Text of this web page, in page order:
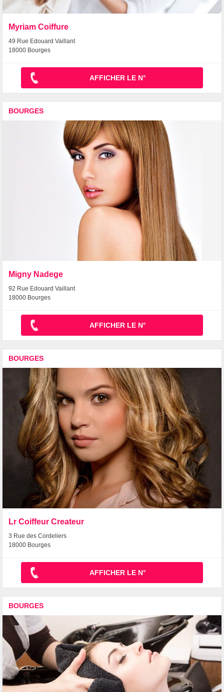
Myriam Coiffure
49 Rue Edouard Vaillant
18000 Bourges
AFFICHER LE N°
BOURGES
Migny Nadege
92 Rue Edouard Vaillant
18000 Bourges
AFFICHER LE N°
BOURGES
Lr Coiffeur Createur
3 Rue des Cordeliers
18000 Bourges
AFFICHER LE N°
BOURGES